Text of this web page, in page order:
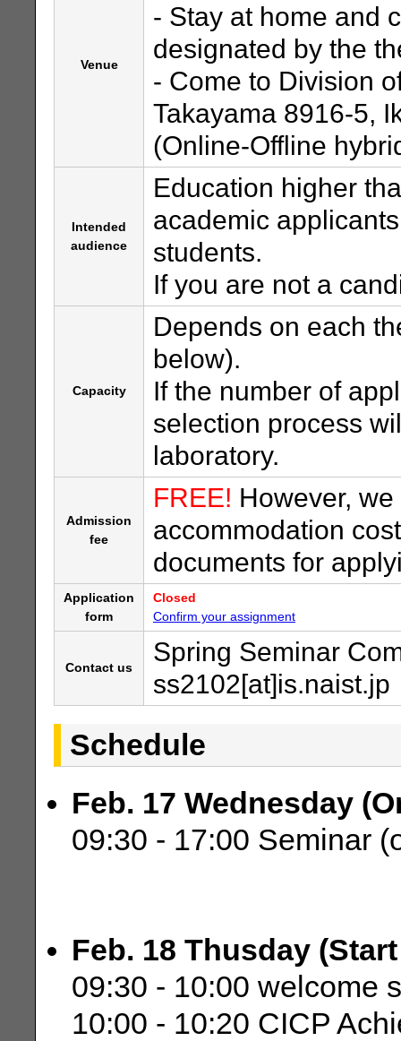
Venue
- Stay at home and
designated by the
- Come to Division
Takayama 8916-5,
(Online-Offline
Intended
audience
Education higher
academic
students.
If you are not a
Capacity
Depends on each
below).
If the number of
selection process
laboratory.
Admission
fee
FREE! However,
accommodation
documents for
Application
form
Closed
Confirm your assignment
Contact us
Spring Seminar
ss2102[at]is.naist.jp
Schedule
Feb. 17 Wednesday
09:30 - 17:00 Seminar
Feb. 18 Thusday
09:30 - 10:00 welcome
10:00 - 10:20 CICP